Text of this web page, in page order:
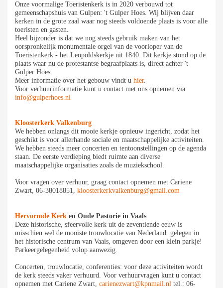
Onze voormalige Toeristenkerk is in 2020 verbouwd tot
gemeenschapshuis van Gulpen: 't Gulper Hoes. Wij blijven daar
kerken in de grote zaal waar nog steeds voldoende plaats is voor alle
toeristen en gasten.
Heel bijzonder is dat we nog steeds gebruik maken van het
oorspronkelijk monumentale orgel van de voorloper van de
Toeristenkerk - het Leopoldskerkje uit 1840. Dit kerkje stond op de
plaats waar nu de protestantse begraafplaats is, direct achter 't
Gulper Hoes.
Meer informatie over het gebouw vindt u hier.
Voor verhuurinformatie kunt u contact met ons opnemen via
info@gulperhoes.nl
Kloosterkerk Valkenburg
We hebben onlangs dit mooie kerkje opnieuw ingericht, zodat het
geschikt is voor allerhande sociale en maatschappelijke activiteiten.
We hebben steeds meer concerten en tentoonstellingen op de agenda
staan. De eerste verdieping biedt ruimte aan diverse
maatschappelijke organisaties zoals de muziekschool.
Voor vragen over verhuur, graag contact opnemen met Cariene
Zwart, 06-38018851, kloosterkerkvalkenburg@gmail.com
Hervormde Kerk en Oude Pastorie in Vaals
Deze historische, sfeervolle kerk uit de zeventiende eeuw is
misschien wel de mooiste trouwlocatie van Nederland. gelegen in
het historische centrum van Vaals, omgeven door een klein parkje!
Parkeergelegenheid volop aanwezig.
Concerten, trouwlocatie, conferenties: voor deze activiteiten wordt
de kerk steeds vaker verhuurd. Voor verhuurvragen kunt u contact
opnemen met Cariene Zwart, carienezwart@kpnmail.nl tel.: 06-